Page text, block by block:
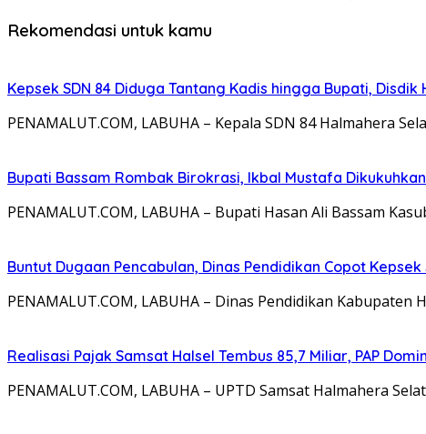
Rekomendasi untuk kamu
Kepsek SDN 84 Diduga Tantang Kadis hingga Bupati,
PENAMALUT.COM, LABUHA – Kepala SDN 84 Halmahera
Bupati Bassam Rombak Birokrasi, Ikbal Mustafa
PENAMALUT.COM, LABUHA – Bupati Hasan Ali Bassam
Buntut Dugaan Pencabulan, Dinas Pendidikan Copot
PENAMALUT.COM, LABUHA – Dinas Pendidikan
Realisasi Pajak Samsat Halsel Tembus 85,7 Miliar, PAP
PENAMALUT.COM, LABUHA – UPTD Samsat Halmahera